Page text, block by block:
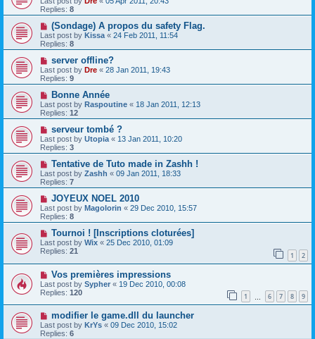
Replies: 8
(Sondage) A propos du safety Flag.
Last post by Kissa « 24 Feb 2011, 11:54
Replies: 8
server offline?
Last post by Dre « 28 Jan 2011, 19:43
Replies: 9
Bonne Année
Last post by Raspoutine « 18 Jan 2011, 12:13
Replies: 12
serveur tombé ?
Last post by Utopia « 13 Jan 2011, 10:20
Replies: 3
Tentative de Tuto made in Zashh !
Last post by Zashh « 09 Jan 2011, 18:33
Replies: 7
JOYEUX NOEL 2010
Last post by Magolorin « 29 Dec 2010, 15:57
Replies: 8
Tournoi ! [Inscriptions cloturées]
Last post by Wix « 25 Dec 2010, 01:09
Replies: 21 1 2
Vos premières impressions
Last post by Sypher « 19 Dec 2010, 00:08
Replies: 120 1 6 7 8 9
modifier le game.dll du launcher
Last post by KrYs « 09 Dec 2010, 15:02
Replies: 6